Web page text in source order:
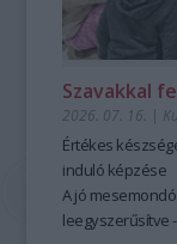
Szavakkal
2026. 07. 16. |
Értékes
induló képzése
A jó
leegyszerűsítve